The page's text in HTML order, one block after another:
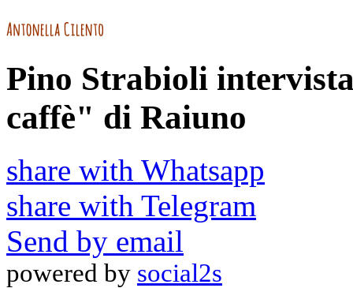
Pino Strabioli
caffè" di Raiuno
share with Whatsapp
share with Telegram
Send by email
powered by social2s